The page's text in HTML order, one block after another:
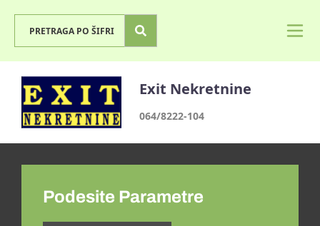
Exit Nekretnine
064/8222-104
Podesite Parametre